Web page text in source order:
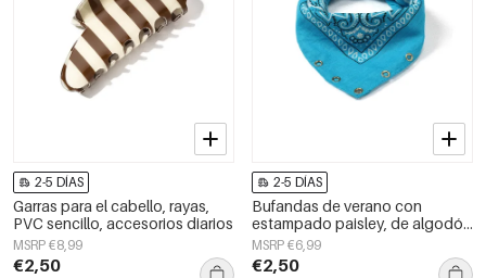
2-5 DÍAS
Garras para el cabello, rayas,
PVC sencillo, accesorios diarios
MSRP €8,99
€2,50
2-5 DÍAS
Bufandas de verano con
estampado paisley, de algodón
clásico, accesorios para el día a
día.
MSRP €6,99
€2,50